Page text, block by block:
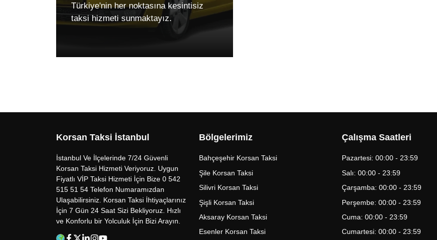
Türkiye'nin her noktasına kesintisiz
taksi hizmeti sunmaktayız.
Korsan Taksi İstanbul
İstanbul Ve İlçelerinde 7/24 Güvenli
Korsan Taksi Hizmeti Veriyoruz. Uygun
Fiyatlı VİP Taksi Hizmeti İçin Bize 0 542
515 51 54 Telefon Numaramızdan
Ulaşabilirsiniz. Korsan Taksi İhtiyaçlarınız
İçin 7 Gün 24 Saat Sizi Bekliyoruz. Hızlı
ve Konforlu bir Yolculuk İçin Bizi Arayın.
Bölgelerimiz
Bahçeşehir Korsan Taksi
Şile Korsan Taksi
Silivri Korsan Taksi
Şişli Korsan Taksi
Aksaray Korsan Taksi
Esenler Korsan Taksi
Çalışma Saatleri
Pazartesi: 00:00 - 23:59
Salı: 00:00 - 23:59
Çarşamba: 00:00 - 23:59
Perşembe: 00:00 - 23:59
Cuma: 00:00 - 23:59
Cumartesi: 00:00 - 23:59